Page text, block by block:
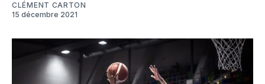
CLÉMENT CARTON
15 décembre 2021